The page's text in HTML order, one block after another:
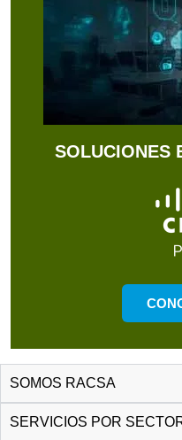
SOLUCIONES
SOMOS RACSA
SERVICIOS POR